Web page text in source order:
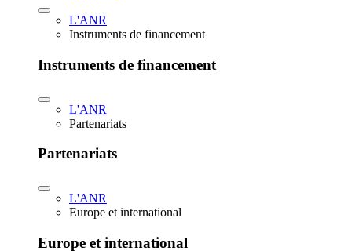
L'ANR
Instruments de financement
Instruments de financement
L'ANR
Partenariats
Partenariats
L'ANR
Europe et international
Europe et international